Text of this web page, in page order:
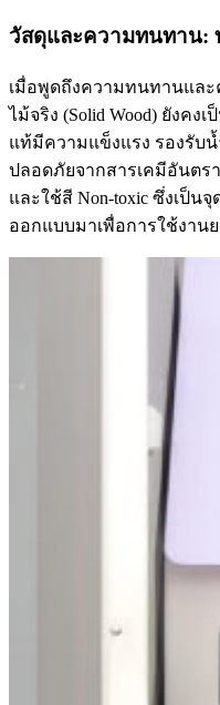
วัสดุและความทนทาน:
เมื่อพูดถึงความทนทานและ
ไม้จริง (Solid Wood) ยังคง
แท้มีความแข็งแรง รองรับ
ปลอดภัยจากสารเคมีอันตร
และใช้สี Non-toxic ซึ่งเป็นจุ
ออกแบบมาเพื่อการใช้งาน